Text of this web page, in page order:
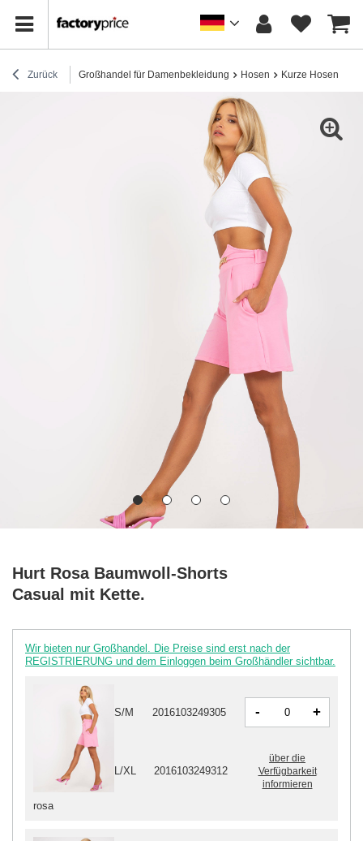
Zurück Großhandel für Damenbekleidung Hosen Kurze Hosen
Hurt Rosa Baumwoll-Shorts
Casual mit Kette.
Wir bieten nur Großhandel. Die Preise sind erst nach der
REGISTRIERUNG und dem Einloggen beim Großhändler sichtbar.
rosa
S/M 2016103249305 - +
L/XL 2016103249312
über die
Verfügbarkeit
informieren